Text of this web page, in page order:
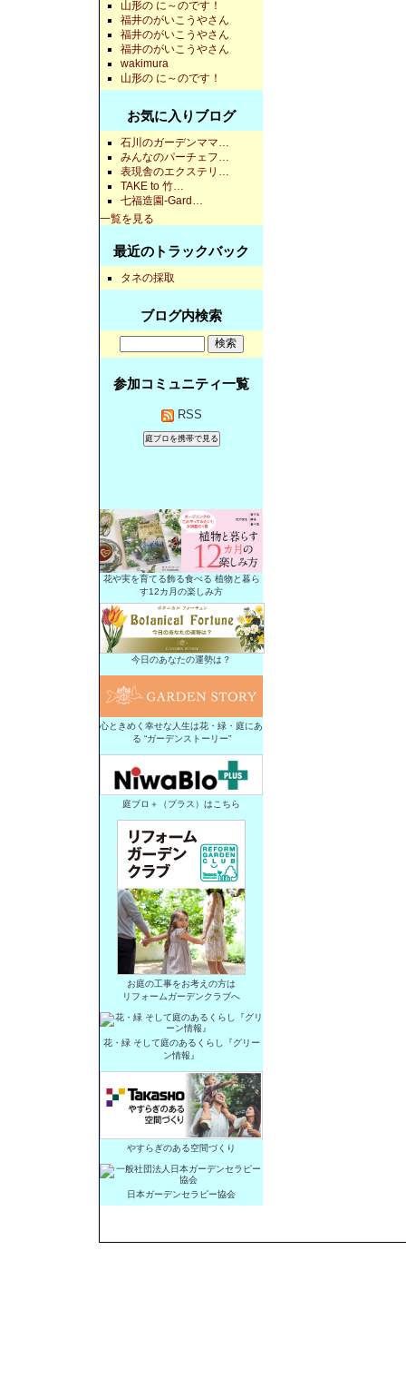
山形の に～のです！
福井のがいこうやさん
福井のがいこうやさん
福井のがいこうやさん
wakimura
山形の に～のです！
お気に入りブログ
石川のガーデンママ…
みんなのパーチェフ…
表現舎のエクステリ…
TAKE to 竹…
七福造園-Gard…
一覧を見る
最近のトラックバック
タネの採取
ブログ内検索
参加コミュニティ一覧
RSS
花や実を育てる飾る食べる 植物と暮ら
す12カ月の楽しみ方
今日のあなたの運勢は？
心ときめく幸せな人生は花・緑・庭にあ
る “ガーデンストーリー”
庭ブロ＋（プラス）はこちら
お庭の工事をお考えの方は
リフォームガーデンクラブへ
花・緑 そして庭のあるくらし『グリー
ン情報』
やすらぎのある空間づくり
日本ガーデンセラピー協会